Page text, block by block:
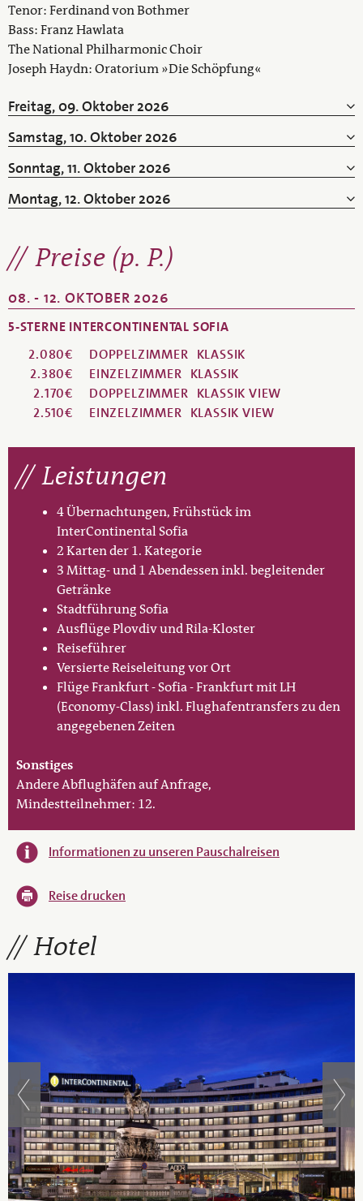
Tenor: Ferdinand von Bothmer
Bass: Franz Hawlata
The National Philharmonic Choir
Joseph Haydn: Oratorium »Die Schöpfung«
Freitag, 09. Oktober 2026
Samstag, 10. Oktober 2026
Sonntag, 11. Oktober 2026
Montag, 12. Oktober 2026
Preise (p. P.)
08. - 12. OKTOBER 2026
5-STERNE INTERCONTINENTAL SOFIA
2.080€
DOPPELZIMMER KLASSIK
2.380€
EINZELZIMMER KLASSIK
2.170€
DOPPELZIMMER KLASSIK VIEW
2.510€
EINZELZIMMER KLASSIK VIEW
Leistungen
4 Übernachtungen, Frühstück im
InterContinental Sofia
2 Karten der 1. Kategorie
3 Mittag- und 1 Abendessen inkl. begleitender
Getränke
Stadtführung Sofia
Ausflüge Plovdiv und Rila-Kloster
Reiseführer
Versierte Reiseleitung vor Ort
Flüge Frankfurt - Sofia - Frankfurt mit LH
(Economy-Class) inkl. Flughafentransfers zu den
angegebenen Zeiten
Sonstiges
Andere Abflughäfen auf Anfrage,
Mindestteilnehmer: 12.
Informationen zu unseren Pauschalreisen
Reise drucken
Hotel